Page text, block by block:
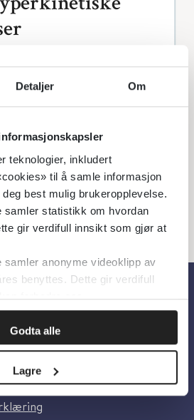
Detaljer Om
teknologier, inkludert
til å samle informasjon
best mulig brukeropplevelse.
samler statistikk om hvordan
gir verdifull innsikt som gjør at
samler anonyme videoklipp av
benyttes. Dette gir verdifull
forbedre oss.
Godta alle
Lagre
18.06.2025
forstyrrelser
forening sin veileder